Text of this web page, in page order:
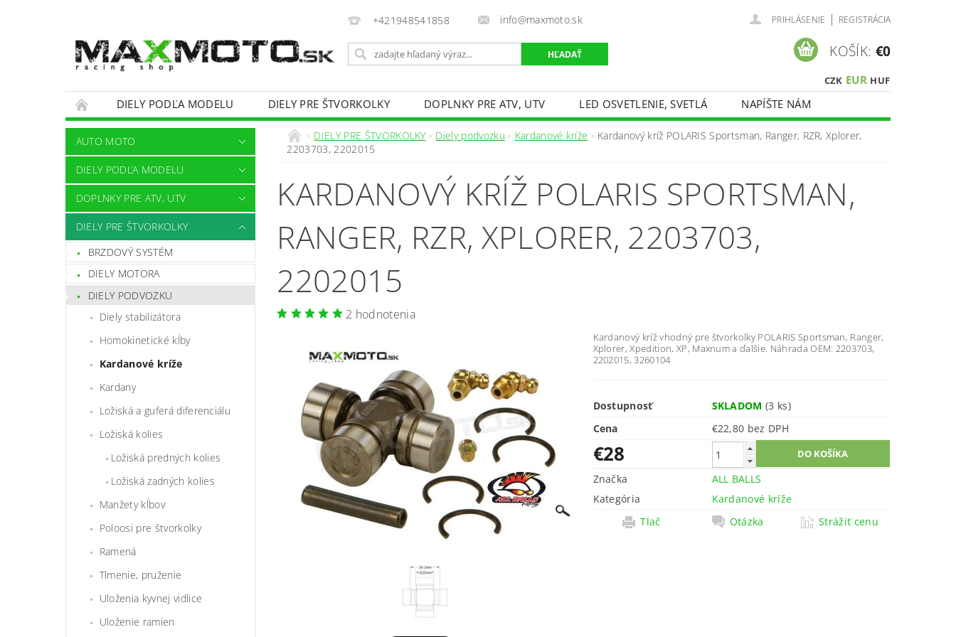
+421948541858 info@maxmoto.sk PRIHLÁSENIE | REGISTRÁCIA
CZK EUR HUF
KOŠÍK: €0
DIELY PODĽA MODELU DIELY PRE ŠTVORKOLKY DOPLNKY PRE ATV, UTV LED OSVETLENIE, SVETLÁ
NAPÍŠTE NÁM
OBCHODNÉ PODMIENKY
KONTAKTY
AUTO MOTO
DIELY PODĽA MODELU
DOPLNKY PRE ATV, UTV
DIELY PRE ŠTVORKOLKY
BRZDOVÝ SYSTÉM
DIELY MOTORA
DIELY PODVOZKU
Diely stabilizátora
Homokinetické kĺby
Kardanové kríže
Kardany
Ložiská a guferá diferenciálu
Ložiská kolies
Ložiská predných kolies
Ložiská zadných kolies
Manžety kĺbov
Poloosi pre štvorkolky
Ramená
Tlmenie, pruženie
Uloženia kyvnej vidlice
Uloženie ramien
DIELY PRE ŠTVORKOLKY Diely podvozku Kardanové kríže
Kardanový kríž POLARIS Sportsman, Ranger, RZR, Xplorer,
2203703, 2202015
KARDANOVÝ KRÍŽ POLARIS SPORTSMAN,
RANGER, RZR, XPLORER, 2203703,
2202015
2 hodnotenia
Kardanový kríž vhodný pre štvorkolky POLARIS Sportsman, Ranger,
Xplorer, Xpedition, XP, Maxnum a ďalšie. Náhrada OEM: 2203703,
2202015, 3260104
Dostupnosť SKLADOM(3 ks)
Cena
€22,80 bez DPH
€28
Značka
ALL BALLS
Kategória
Kardanové kríže
Tlač
Otázka Strážiť cenu